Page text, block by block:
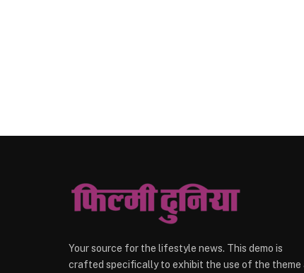
Your source for the lifestyle news. This demo is
crafted specifically to exhibit the use of the theme